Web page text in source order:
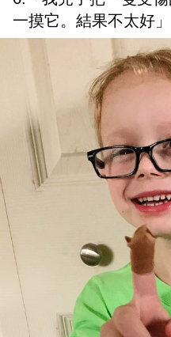
一摸它。結果不太好」